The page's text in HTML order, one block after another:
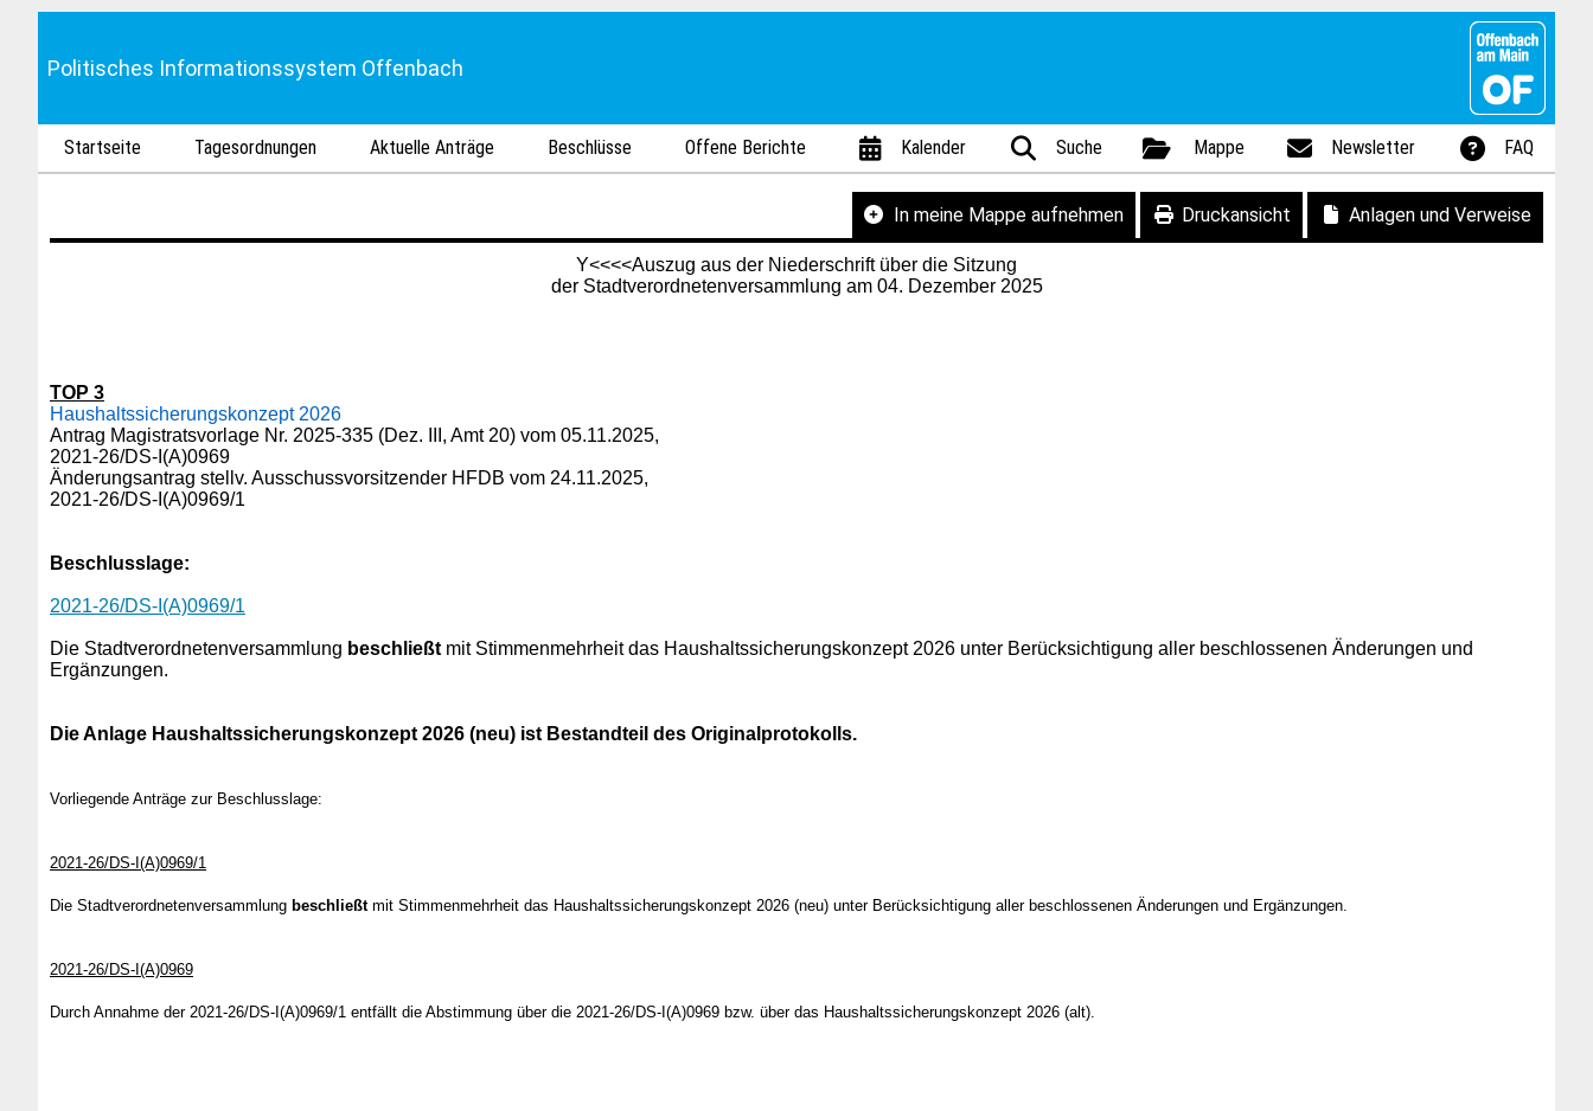
Politisches Informationssystem Offenbach
Startseite Tagesordnungen Aktuelle Anträge Beschlüsse Offene Berichte Kalender Suche Mappe Newsletter FAQ
In meine Mappe aufnehmen Druckansicht Anlagen und Verweise
Y<<<<Auszug aus der Niederschrift über die Sitzung
der Stadtverordnetenversammlung am 04. Dezember 2025
TOP 3
Haushaltssicherungskonzept 2026
Antrag Magistratsvorlage Nr. 2025-335 (Dez. III, Amt 20) vom 05.11.2025,
2021-26/DS-I(A)0969
Änderungsantrag stellv. Ausschussvorsitzender HFDB vom 24.11.2025,
2021-26/DS-I(A)0969/1
Beschlusslage:
2021-26/DS-I(A)0969/1
Die Stadtverordnetenversammlung beschließt mit Stimmenmehrheit das Haushaltssicherungskonzept 2026 unter Berücksichtigung aller beschlossenen Änderungen und
Ergänzungen.
Die Anlage Haushaltssicherungskonzept 2026 (neu) ist Bestandteil des Originalprotokolls.
Vorliegende Anträge zur Beschlusslage:
2021-26/DS-I(A)0969/1
Die Stadtverordnetenversammlung beschließtmit Stimmenmehrheit das Haushaltssicherungskonzept 2026 (neu) unter Berücksichtigung aller beschlossenen Änderungen und Ergänzungen.
2021-26/DS-I(A)0969
Durch Annahme der 2021-26/DS-I(A)0969/1 entfällt die Abstimmung über die 2021-26/DS-I(A)0969 bzw. über das Haushaltssicherungskonzept 2026 (alt).